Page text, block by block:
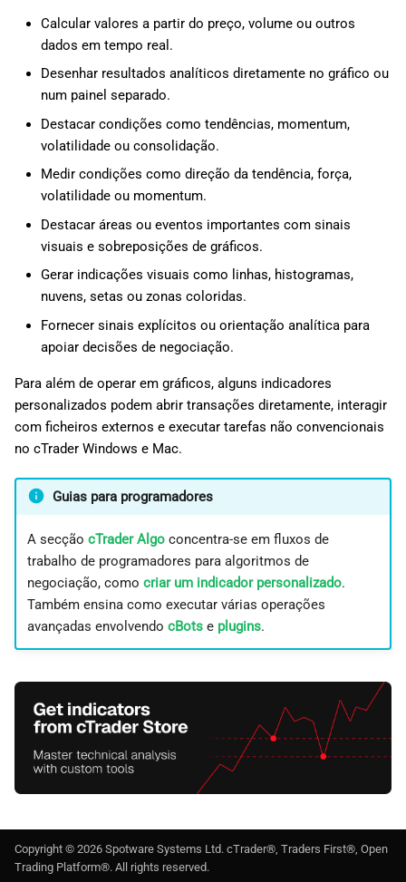
Calcular valores a partir do preço, volume ou outros
dados em tempo real.
Desenhar resultados analíticos diretamente no gráfico ou
num painel separado.
Destacar condições como tendências, momentum,
volatilidade ou consolidação.
Medir condições como direção da tendência, força,
volatilidade ou momentum.
Destacar áreas ou eventos importantes com sinais
visuais e sobreposições de gráficos.
Gerar indicações visuais como linhas, histogramas,
nuvens, setas ou zonas coloridas.
Fornecer sinais explícitos ou orientação analítica para
apoiar decisões de negociação.
Para além de operar em gráficos, alguns indicadores
personalizados podem abrir transações diretamente, interagir
com ficheiros externos e executar tarefas não convencionais
no cTrader Windows e Mac.
Guias para programadores
A secção cTrader Algoconcentra-se em fluxos de
trabalho de programadores para algoritmos de
negociação, como criar um indicador personalizado.
Também ensina como executar várias operações
avançadas envolvendo cBotse plugins.
Copyright © 2026 Spotware Systems Ltd. cTrader®, Traders First®, Open
Trading Platform®. All rights reserved.